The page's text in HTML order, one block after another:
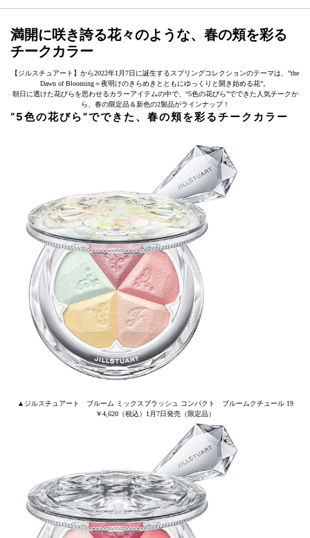
満開に咲き誇る花々のような、春の頬を彩る
チークカラー
【ジルスチュアート】から2022年1月7日に誕生するスプリングコレクションのテーマは、”the
Dawn of Blooming＝夜明けのきらめきとともにゆっくりと開き始める花”。
朝日に透けた花びらを思わせるカラーアイテムの中で、“5色の花びら”でできた人気チークか
ら、春の限定品＆新色の2製品がラインナップ！
“5色の花びら”でできた、春の頬を彩るチークカラー
▲ジルスチュアート ブルーム ミックスブラッシュ コンパクト ブルームクチュール 19
￥4,620（税込）1月7日発売（限定品）